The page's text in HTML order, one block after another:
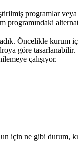
programlar
Öncelikle
göre
çalışıyor.
için ne gibi